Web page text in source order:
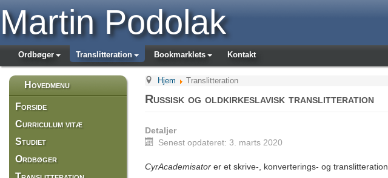
Martin Podolak
Ordbøger Translitteration Bookmarklets Kontakt
Hovedmenu
Forside
Curriculum vitæ
Studiet
Ordbøger
Hjem Translitteration
Russisk og oldkirkeslavisk translitteration
Detaljer
Senest opdateret: 3. marts 2020
CyrAcademisator er et skrive-, konverterings- og